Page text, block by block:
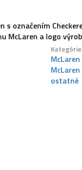
s označením
McLaren a logo
Kategórie
ostatné